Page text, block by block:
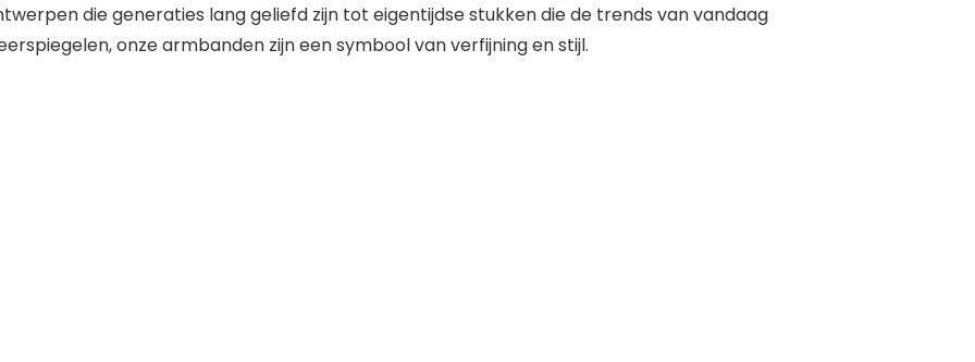
die generaties lang geliefd zijn tot eigentijdse stukken die de trends van vandaag
onze armbanden zijn een symbool van verfijning en stijl.